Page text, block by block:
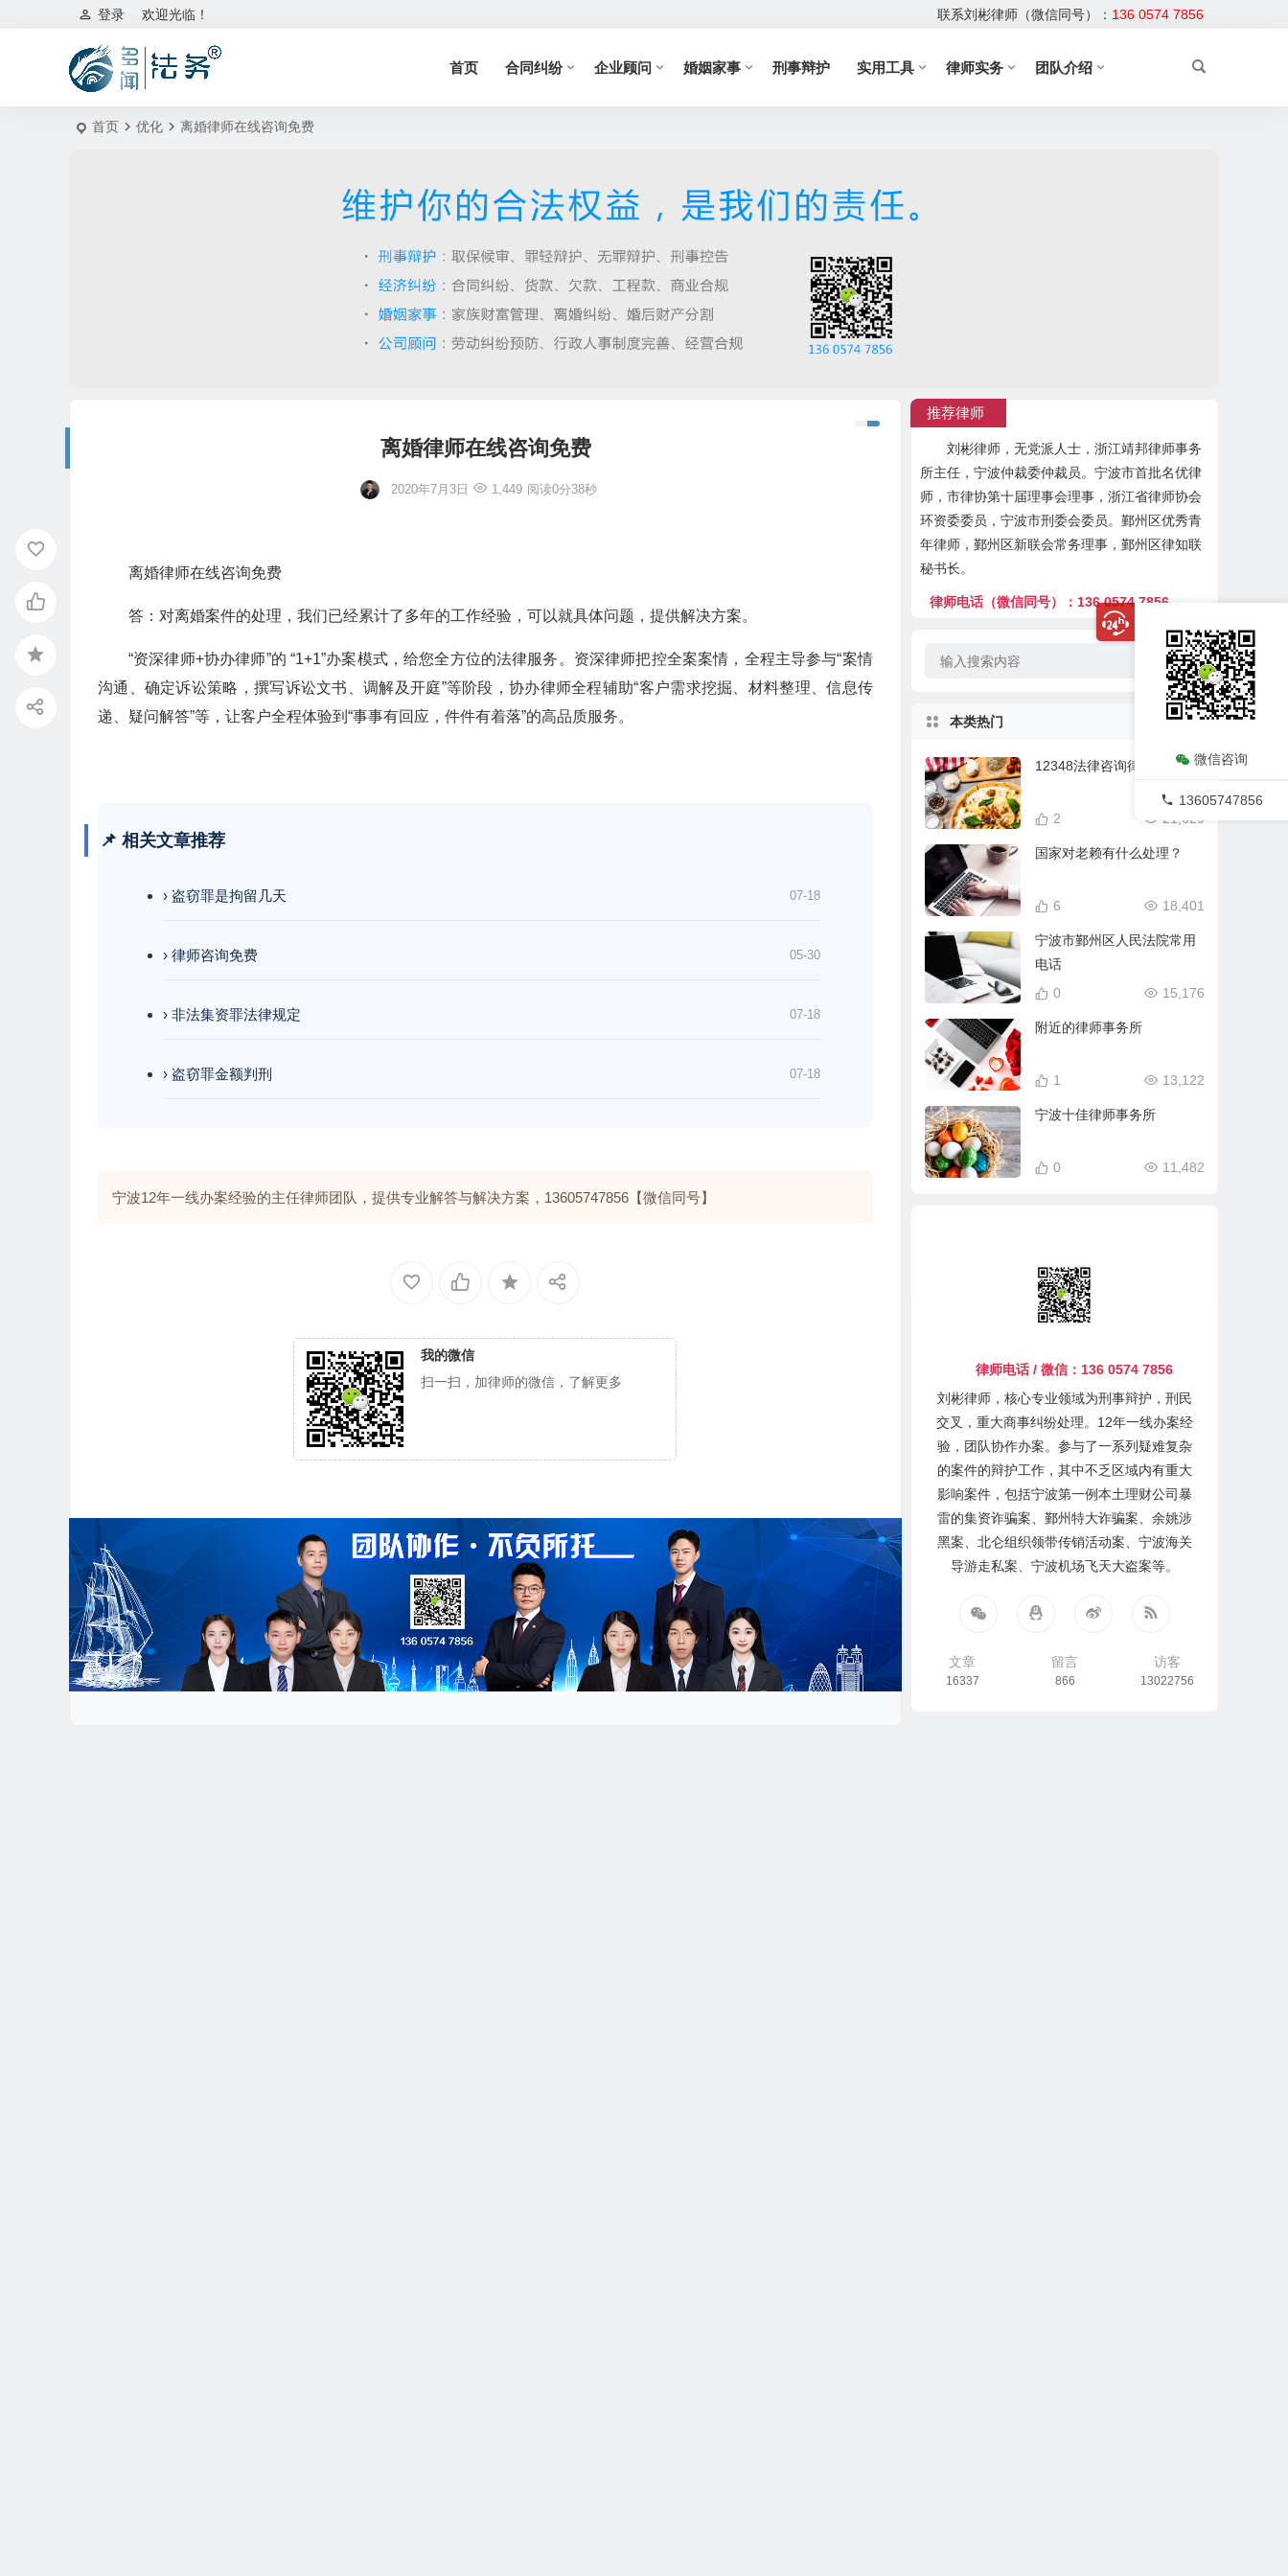
欢迎光临！
登录 联系刘彬律师（微信同号）： 136 0574 7856
首页 合同纠纷 企业顾问 婚姻家事 刑事辩护 实用工具 律师实务 团队介绍
首页 优化 离婚律师在线咨询免费
离婚律师在线咨询免费
2020年7月3日 1,449 阅读0分38秒
离婚律师在线咨询免费
答：对离婚案件的处理，我们已经累计了多年的工作经验，可以就具体问题，提供解决方案。
“资深律师+协办律师”的 “1+1”办案模式，给您全方位的法律服务。资深律师把控全案案情，全程主导参与“案情
沟通、确定诉讼策略，撰写诉讼文书、调解及开庭”等阶段，协办律师全程辅助“客户需求挖掘、材料整理、信息传
递、疑问解答”等，让客户全程体验到“事事有回应，件件有着落”的高品质服务。
📌 相关文章推荐
› 盗窃罪是拘留几天 07-18
› 律师咨询免费 05-30
› 非法集资罪法律规定 07-18
› 盗窃罪金额判刑 07-18
宁波12年一线办案经验的主任律师团队，提供专业解答与解决方案，13605747856【微信同号】
我的微信
扫一扫，加律师的微信，了解更多
推荐律师
刘彬律师，无党派人士，浙江靖邦律师事务
所主任，宁波仲裁委仲裁员。宁波市首批名优律
师，市律协第十届理事会理事，浙江省律师协会
环资委委员，宁波市刑委会委员。鄞州区优秀青
年律师，鄞州区新联会常务理事，鄞州区律知联
秘书长。
律师电话（微信同号）：136 0574 7856
本类热门
12348法律咨询律师在线
21,629
2
国家对老赖有什么处理？
18,401
6
宁波市鄞州区人民法院常用
电话
15,176
0
附近的律师事务所
13,122
1
宁波十佳律师事务所
11,482
0
律师电话 / 微信：136 0574 7856
刘彬律师，核心专业领域为刑事辩护，刑民
交叉，重大商事纠纷处理。12年一线办案经
验，团队协作办案。参与了一系列疑难复杂
的案件的辩护工作，其中不乏区域内有重大
影响案件，包括宁波第一例本土理财公司暴
雷的集资诈骗案、鄞州特大诈骗案、余姚涉
黑案、北仑组织领带传销活动案、宁波海关
导游走私案、宁波机场飞天大盗案等。
文章
16337
留言
866
访客
13022756
微信咨询
13605747856